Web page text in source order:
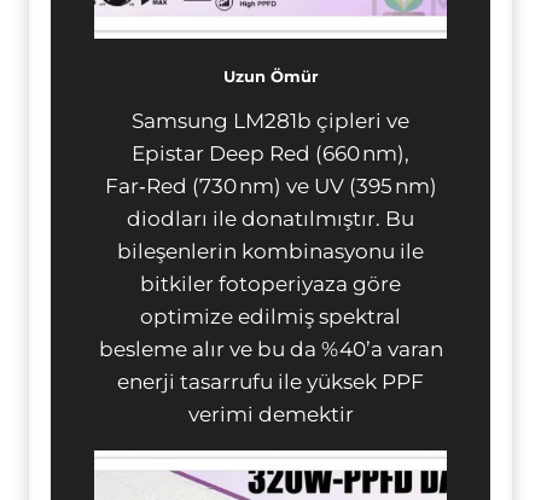
Uzun Ömür
Samsung LM281b çipleri ve
Epistar Deep Red (660 nm),
Far‑Red (730 nm) ve UV (395 nm)
diodları ile donatılmıştır. Bu
bileşenlerin kombinasyonu ile
bitkiler fotoperiyaza göre
optimize edilmiş spektral
besleme alır ve bu da %40’a varan
enerji tasarrufu ile yüksek PPF
verimi demektir